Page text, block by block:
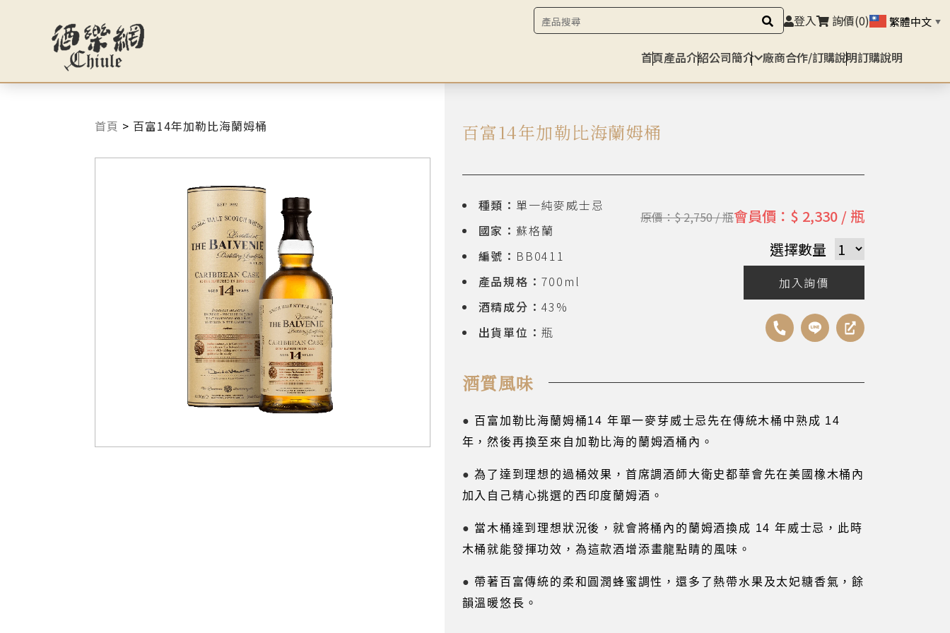
登入 詢價(0) 繁體中文 ▼
首頁產品介紹公司簡介 廠商合作/訂購說明訂購說明
首頁 > 百富14年加勒比海蘭姆桶 百富14年加勒比海蘭姆桶
種類： 單一純麥威士忌
國家： 蘇格蘭
編號： BB0411
產品規格： 700ml
酒精成分： 43%
出貨單位： 瓶
原價：$ 2,750 / 瓶會員價：$ 2,330 / 瓶
選擇數量
加入詢價
酒質風味
● 百富加勒比海蘭姆桶14 年單一麥芽威士忌先在傳統木桶中熟成 14
年，然後再換至來自加勒比海的蘭姆酒桶內。
● 為了達到理想的過桶效果，首席調酒師大衛史都華會先在美國橡木桶內
加入自己精心挑選的西印度蘭姆酒。
● 當木桶達到理想狀況後，就會將桶內的蘭姆酒換成 14 年威士忌，此時
木桶就能發揮功效，為這款酒增添畫龍點睛的風味。
● 帶著百富傳統的柔和圓潤蜂蜜調性，還多了熱帶水果及太妃糖香氣，餘
韻溫暖悠長。